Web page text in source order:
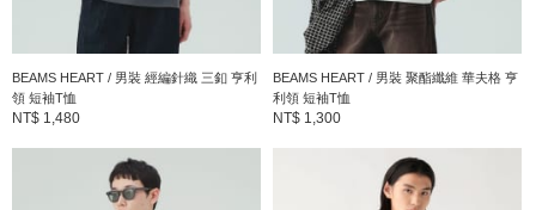
： MEN
尺寸
：
本體：棉100% 羅紋部分：棉100% 刺繍部分：聚酯
BEAMS HEART / 男裝 經編針織 三釦 亨利
領 短袖T恤
NT$ 1,480
BEAMS HEART / 男裝 聚酯纖維 華夫格 亨
利領 短袖T恤
NT$ 1,300